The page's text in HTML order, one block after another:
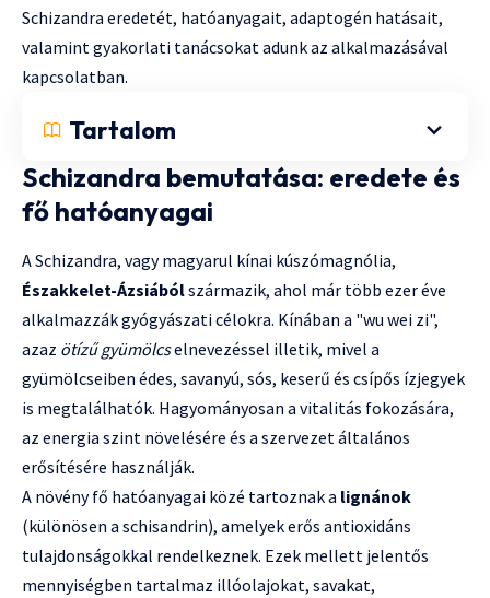
Schizandra eredetét, hatóanyagait, adaptogén hatásait,
valamint gyakorlati tanácsokat adunk az alkalmazásával
kapcsolatban.
Tartalom
Schizandra bemutatása: eredete és
fő hatóanyagai
A Schizandra, vagy magyarul kínai kúszómagnólia,
Északkelet-Ázsiábólszármazik, ahol már több ezer éve
alkalmazzák gyógyászati célokra. Kínában a "wu wei zi",
azaz ötízű gyümölcselnevezéssel illetik, mivel a
gyümölcseiben édes, savanyú, sós, keserű és csípős ízjegyek
is megtalálhatók. Hagyományosan a vitalitás fokozására,
az energia szint növelésére és a szervezet általános
erősítésére használják.
A növény fő hatóanyagai közé tartoznak a lignánok
(különösen a schisandrin), amelyek erős antioxidáns
tulajdonságokkal rendelkeznek. Ezek mellett jelentős
mennyiségben tartalmaz illóolajokat, savakat,